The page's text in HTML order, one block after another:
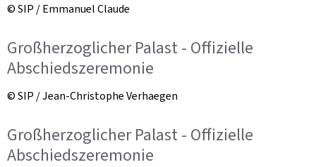
© SIP / Emmanuel Claude
Großherzoglicher Palast - Offizielle
Abschiedszeremonie
© SIP / Jean-Christophe Verhaegen
Großherzoglicher Palast - Offizielle
Abschiedszeremonie